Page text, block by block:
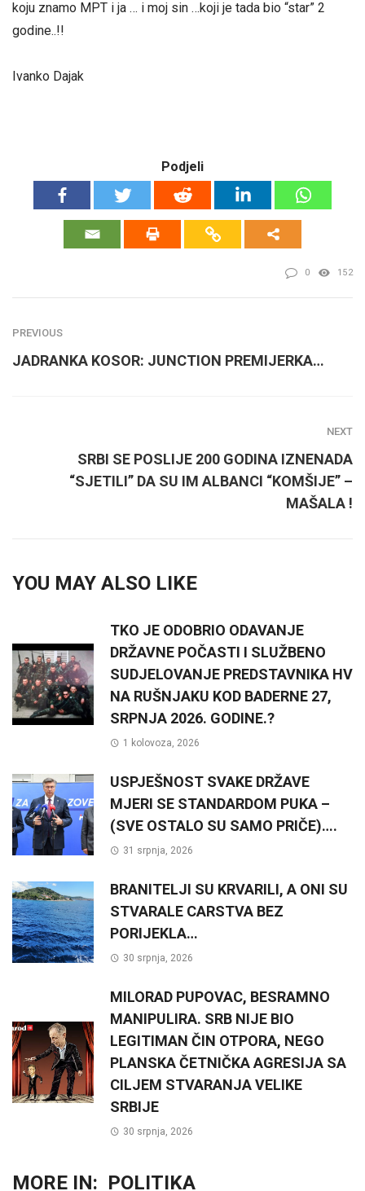
koju znamo MPT i ja … i moj sin …koji je tada bio “star” 2
godine..!!
Ivanko Dajak
Podjeli
0 152
PREVIOUS
JADRANKA KOSOR: JUNCTION PREMIJERKA…
NEXT
SRBI SE POSLIJE 200 GODINA IZNENADA
“SJETILI” DA SU IM ALBANCI “KOMŠIJE” –
MAŠALA !
YOU MAY ALSO LIKE
TKO JE ODOBRIO ODAVANJE
DRŽAVNE POČASTI I SLUŽBENO
SUDJELOVANJE PREDSTAVNIKA HV
NA RUŠNJAKU KOD BADERNE 27,
SRPNJA 2026. GODINE.?
1 kolovoza, 2026
USPJEŠNOST SVAKE DRŽAVE
MJERI SE STANDARDOM PUKA –
(SVE OSTALO SU SAMO PRIČE)….
31 srpnja, 2026
BRANITELJI SU KRVARILI, A ONI SU
STVARALE CARSTVA BEZ
PORIJEKLA…
30 srpnja, 2026
MILORAD PUPOVAC, BESRAMNO
MANIPULIRA. SRB NIJE BIO
LEGITIMAN ČIN OTPORA, NEGO
PLANSKA ČETNIČKA AGRESIJA SA
CILJEM STVARANJA VELIKE
SRBIJE
30 srpnja, 2026
MORE IN: POLITIKA